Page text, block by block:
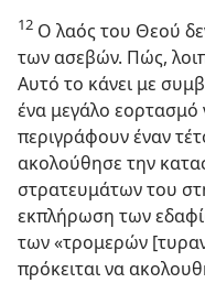
12 Ο λαός του Θεού
των ασεβών. Πώς,
Αυτό το κάνει με
ένα μεγάλο εορτασμό
περιγράφουν έναν
ακολούθησε την
στρατευμάτων του
εκπλήρωση των
των «τρομερών
πρόκειται να